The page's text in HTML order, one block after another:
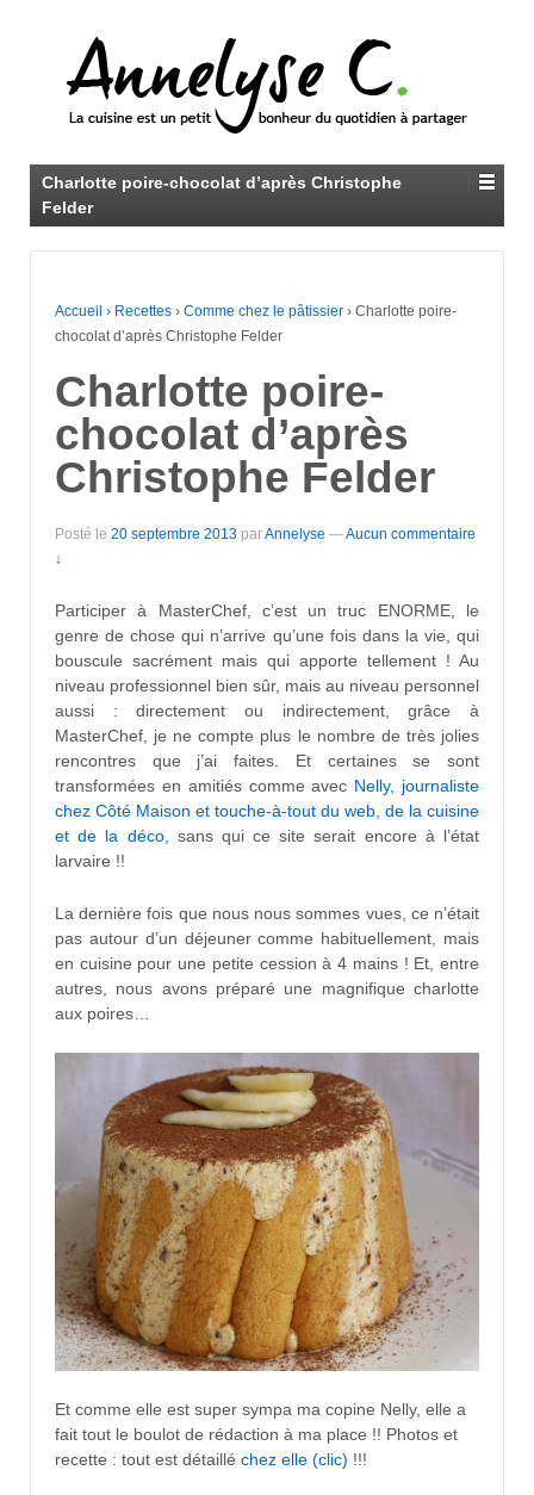
Charlotte poire-chocolat d’après Christophe
Felder
Accueil › Recettes › Comme chez le pâtissier › Charlotte poire-
chocolat d’après Christophe Felder
Charlotte poire-
chocolat d’après
Christophe Felder
Posté le 20 septembre 2013 parAnnelyse —Aucun commentaire
↓
Participer à MasterChef, c’est un truc ENORME, le
genre de chose qui n’arrive qu’une fois dans la vie, qui
bouscule sacrément mais qui apporte tellement ! Au
niveau professionnel bien sûr, mais au niveau personnel
aussi : directement ou indirectement, grâce à
MasterChef, je ne compte plus le nombre de très jolies
rencontres que j’ai faites. Et certaines se sont
transformées en amitiés comme avec Nelly, journaliste
chez Côté Maison et touche-à-tout du web, de la cuisine
et de la déco, sans qui ce site serait encore à l’état
larvaire !!
La dernière fois que nous nous sommes vues, ce n’était
pas autour d’un déjeuner comme habituellement, mais
en cuisine pour une petite cession à 4 mains ! Et, entre
autres, nous avons préparé une magnifique charlotte
aux poires…
Et comme elle est super sympa ma copine Nelly, elle a
fait tout le boulot de rédaction à ma place !! Photos et
recette : tout est détaillé chez elle (clic) !!!